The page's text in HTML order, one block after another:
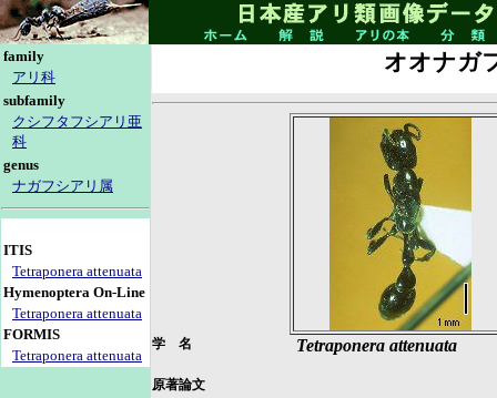
family
アリ科
subfamily
クシフタフシアリ亜
科
genus
ナガフシアリ属
ITIS
Tetraponera attenuata
Hymenoptera On-Line
Tetraponera attenuata
FORMIS
Tetraponera attenuata
オオナガ
学 名 Tetraponera attenuata
原著論文